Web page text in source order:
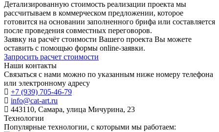
Детализированную стоимость реализации проекта мы
рассчитываем в коммерческом предложении, которое
готовится на основании заполненного брифа или составляется
после проведения совместных переговоров.
Заявку на расчёт стоимости Вашего проекта Вы можете
оставить с помощью формы online-заявки.
Запросить расчет стоимости
Наши контакты
Связаться с нами можно по указанным ниже номеру телефона
или электронному адресу
+7 (939) 705-46-79
info@cat-art.ru
443110, Самара, улица Мичурина, 23
Технологии
Популярные технологии, c которыми мы работаем: